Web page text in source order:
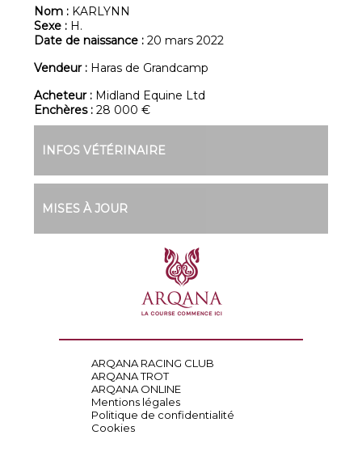
Nom : KARLYNN
Sexe : H.
Date de naissance :20 mars 2022
Vendeur : Haras de Grandcamp
Acheteur : Midland Equine Ltd
Enchères :28 000 €
INFOS VÉTÉRINAIRE
MISES À JOUR
ARQANA RACING CLUB
ARQANA TROT
ARQANA ONLINE
Mentions légales
Politique de confidentialité
Cookies